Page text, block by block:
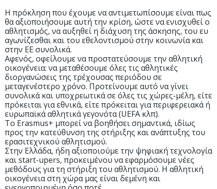
Η πρόκληση που έχουμε να αντιμετωπίσουμε είναι πως
θα αξιοποιήσουμε αυτή την κρίση, ώστε να ενισχυθεί ο
αθλητισμός, να αυξηθεί η διάχυση της άσκησης, του ευ
αγωνίζεσθαι και του εθελοντισμού στην κοινωνία και
στην ΕΕ συνολικά.
Αφενός, οφείλουμε να προστατεύσουμε την αθλητική
οικογένεια: να μεταθέσουμε όλες τις αθλητικές
διοργανώσεις της τρέχουσας περιόδου σε
μεταγενέστερο χρόνο. Προτείνουμε αυτό να γίνει
συνολικά και υποχρεωτικά σε όλες τις χώρες-μέλη, είτε
πρόκειται για εθνικά, είτε πρόκειται για περιφερειακά ή
ευρωπαϊκά αθλητικά γεγονότα (UEFA κλπ).
Το Erasmus+ μπορεί να βοηθήσει σημαντικά, ιδίως
προς την κατεύθυνση της στήριξης και ανάπτυξης του
ερασιτεχνικού αθλητισμού.
Στην Ελλάδα, ήδη αξιοποιούμε την ψηφιακή τεχνολογία
και start-upers, προκειμένου να εφαρμόσουμε νέες
μεθόδους για τη στήριξη του αθλητισμού. Η αθλητική
οικογένεια στη χώρα μας είναι δεμένη και